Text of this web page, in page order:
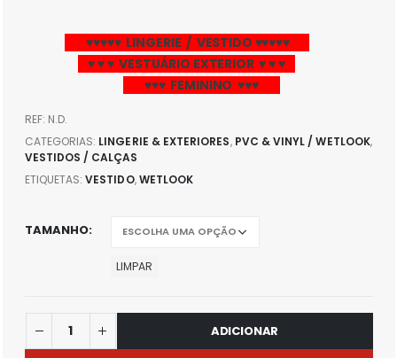
♥♥♥♥♥ LINGERIE / VESTIDO ♥♥♥♥♥__
_♥ ♥ ♥ VESTUÁRIO EXTERIOR ♥ ♥ ♥_
♥♥♥ FEMININO ♥♥♥
REF: N.D.
CATEGORIAS: LINGERIE & EXTERIORES, PVC & VINYL / WETLOOK,
VESTIDOS / CALÇAS
ETIQUETAS:VESTIDO,WETLOOK
TAMANHO
LIMPAR
ADICIONAR